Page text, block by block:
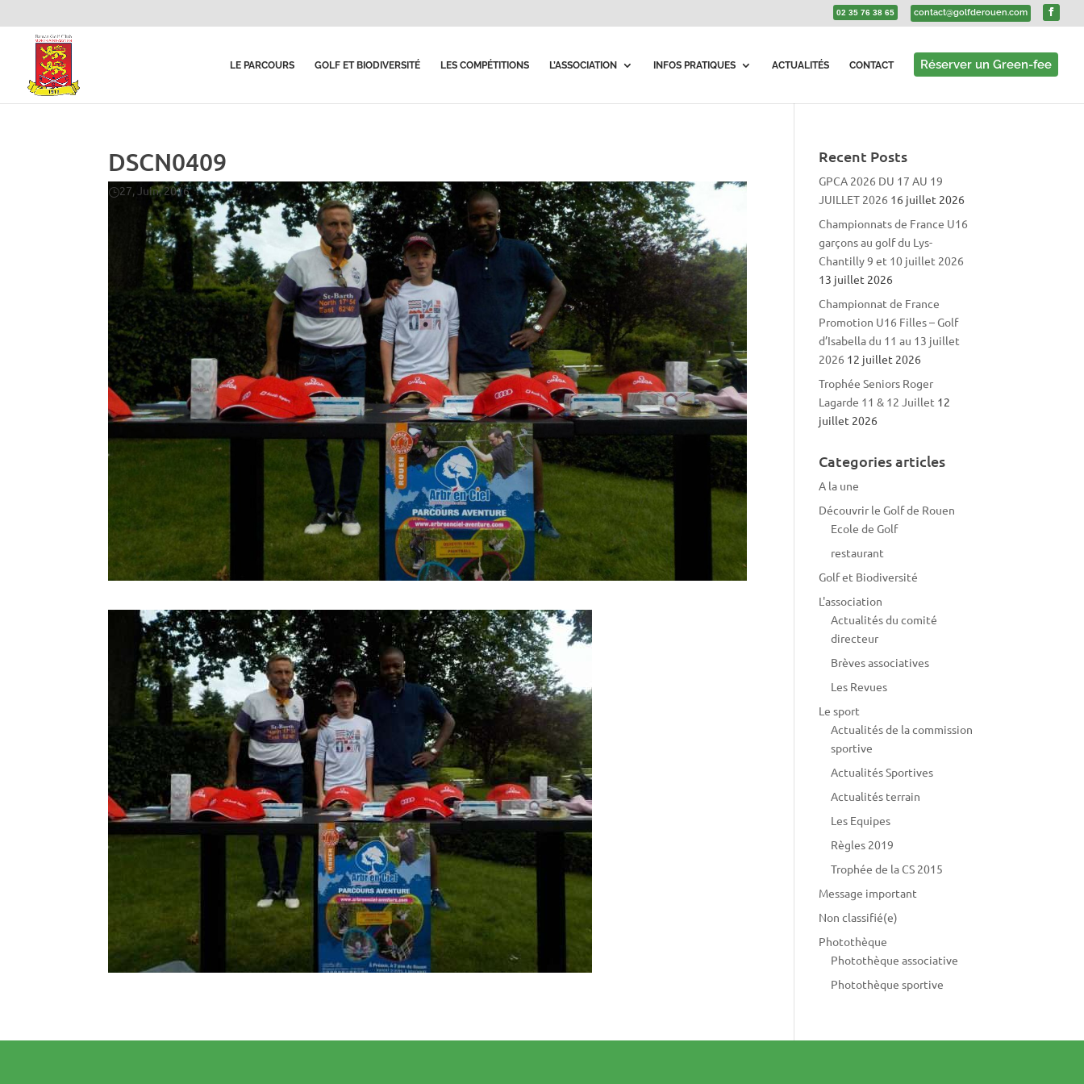
02 35 76 38 65 contact@golfderouen.com
LE PARCOURS GOLF ET BIODIVERSITÉ LES COMPÉTITIONS L’ASSOCIATION INFOS PRATIQUES ACTUALITÉS CONTACT Réserver un Green-fee
DSCN0409
27, Juin, 2016
Recent Posts
GPCA 2026 DU 17 AU 19
JUILLET 2026 16 juillet 2026
Championnats de France U16
garçons au golf du Lys-
Chantilly 9 et 10 juillet 2026
13 juillet 2026
Championnat de France
Promotion U16 Filles – Golf
d’Isabella du 11 au 13 juillet
2026 12 juillet 2026
Trophée Seniors Roger
Lagarde 11 & 12 Juillet 12
juillet 2026
Categories articles
A la une
Découvrir le Golf de Rouen
Ecole de Golf
restaurant
Golf et Biodiversité
L'association
Actualités du comité
directeur
Brèves associatives
Les Revues
Le sport
Actualités de la commission
sportive
Actualités Sportives
Actualités terrain
Les Equipes
Règles 2019
Trophée de la CS 2015
Message important
Non classifié(e)
Photothèque
Photothèque associative
Photothèque sportive